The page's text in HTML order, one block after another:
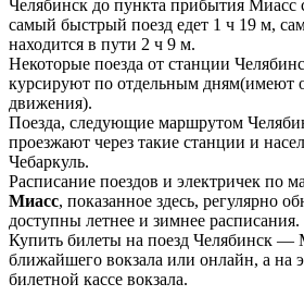
Челябинск до пункта прибытия Миасс
cамый быстрый поезд едет 1 ч 19 м,
находится в пути 2 ч 9 м.
Некоторые поезда от станции
курсируют по отдельным дням(имеют
движения).
Поезда, следующие маршрутом
проезжают через такие станции и
Чебаркуль.
Расписание поездов и электричек по
Миасс, показанное здесь, регулярно
доступны летнее и зимнее расписания.
Купить билеты на поезд Челябинск —
ближайшего вокзала или онлайн, а на
билетной кассе вокзала.